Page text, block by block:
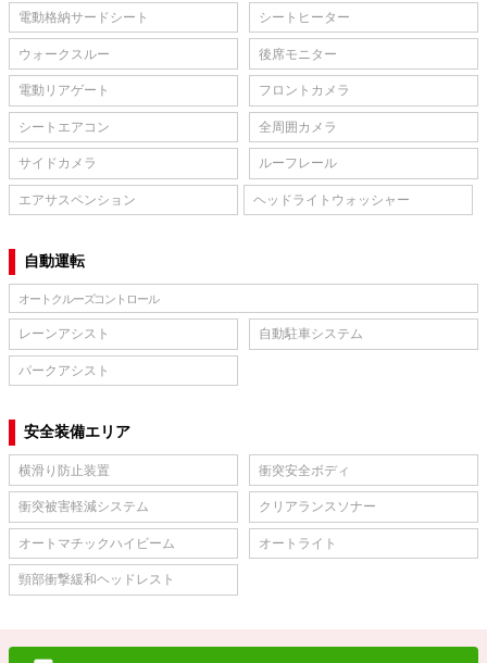
電動格納サードシート シートヒーター
ウォークスルー 後席モニター
電動リアゲート フロントカメラ
シートエアコン 全周囲カメラ
サイドカメラ ルーフレール
エアサスペンション ヘッドライトウォッシャー
自動運転
オートクルーズコントロール
レーンアシスト 自動駐車システム
パークアシスト
安全装備エリア
横滑り防止装置 衝突安全ボディ
衝突被害軽減システム クリアランスソナー
オートマチックハイビーム オートライト
頸部衝撃緩和ヘッドレスト